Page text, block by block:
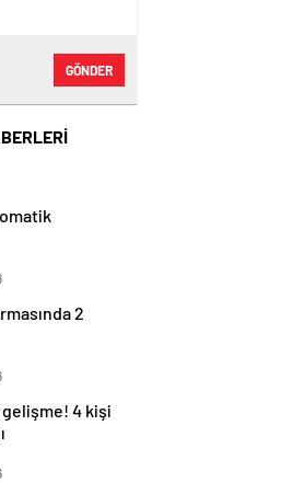
GÖNDER
2
gelişme! 4 kişi